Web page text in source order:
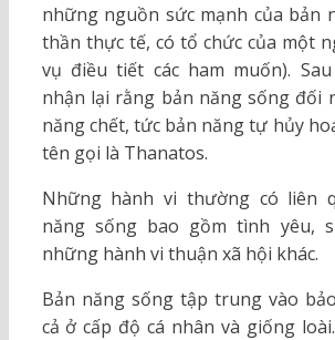
những nguồn sức mạnh của bản
thần thực tế, có tổ chức của một
vụ điều tiết các ham muốn).
nhận lại rằng bản năng sống đối
năng chết, tức bản năng tự hủy
tên gọi là Thanatos.
Những hành vi thường có liên
năng sống bao gồm tình yêu,
những hành vi thuận xã hội khác.
Bản năng sống tập trung vào
cả ở cấp độ cá nhân và giống